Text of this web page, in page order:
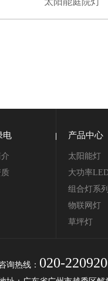
电 产品中心
太阳能灯
大功率
组合灯系列
物联网灯
草坪灯
询热线： 020-